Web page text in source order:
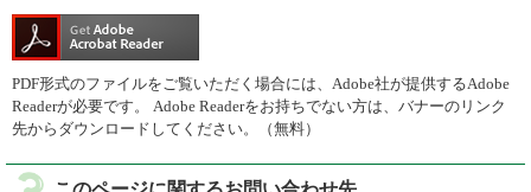
PDF形式のファイルをご覧いただく場合には、Adobe社が提供するAdobe
Readerが必要です。
Adobe Readerをお持ちでない方は、バナーのリンク
先からダウンロードしてください。（無料）